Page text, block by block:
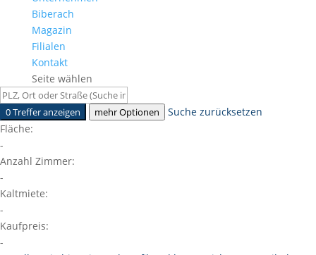
Biberach
Magazin
Filialen
Kontakt
Seite wählen
0 Treffer anzeigen mehr Optionen
Suche zurücksetzen
Fläche:
-
Anzahl Zimmer:
-
Kaltmiete:
-
Kaufpreis:
-